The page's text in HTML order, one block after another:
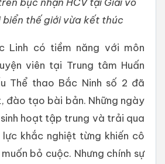
biển thế giới vừa kết thúc
Linh có tiềm năng với môn
viên tại Trung tâm Huấn
Thể thao Bắc Ninh số 2 đã
đào tạo bài bản. Những ngày
hoạt tập trung và trải qua
khắc nghiệt từng khiến cô
bỏ cuộc. Nhưng chính sự